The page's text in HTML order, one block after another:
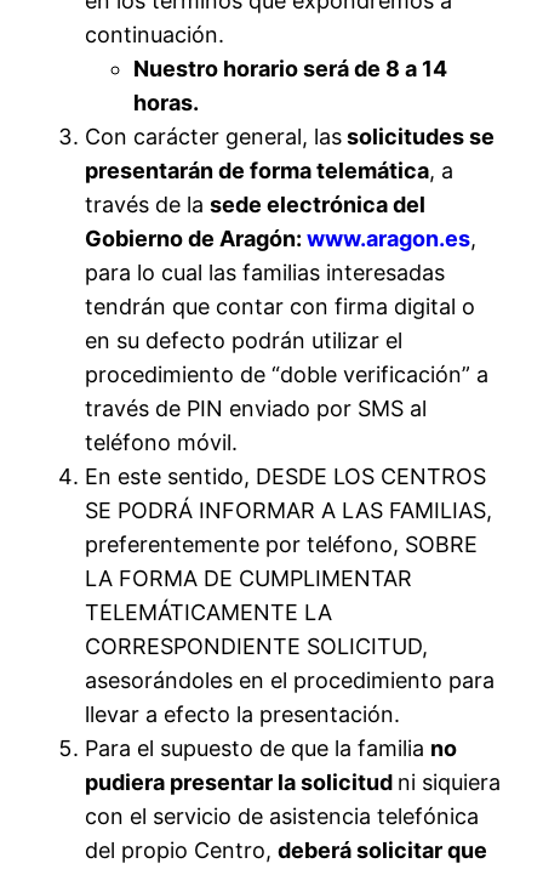
continuación.
Nuestro horario será de 8 a 14
horas.
Con carácter general, lassolicitudes se
presentarán de forma telemática, a
través de lasede electrónica del
Gobierno de Aragón:www.aragon.es,
para lo cual las familias interesadas
tendrán que contar con firma digital o
en su defecto podrán utilizar el
procedimiento de “doble verificación” a
través de PIN enviado por SMS al
teléfono móvil.
En este sentido, DESDE LOS CENTROS
SE PODRÁ INFORMAR A LAS FAMILIAS,
preferentemente por teléfono, SOBRE
LA FORMA DE CUMPLIMENTAR
TELEMÁTICAMENTE LA
CORRESPONDIENTE SOLICITUD,
asesorándoles en el procedimiento para
llevar a efecto la presentación.
Para el supuesto de que la familia no
pudiera presentar la solicitud ni siquiera
con el servicio de asistencia telefónica
del propio Centro,deberá solicitar que